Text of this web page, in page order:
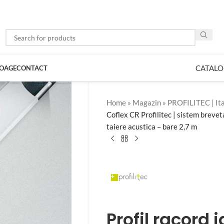
CONTACT
Home » Magazin » PROFILITEC |
Coflex CR Profilitec | sistem
taiere acustica – bare 2,7 m